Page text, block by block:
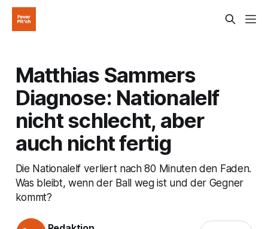
Matthias Sammers
Diagnose: Nationalelf
nicht schlecht, aber
auch nicht fertig
Die Nationalelf verliert nach 80 Minuten den Faden.
Was bleibt, wenn der Ball weg ist und der Gegner
kommt?